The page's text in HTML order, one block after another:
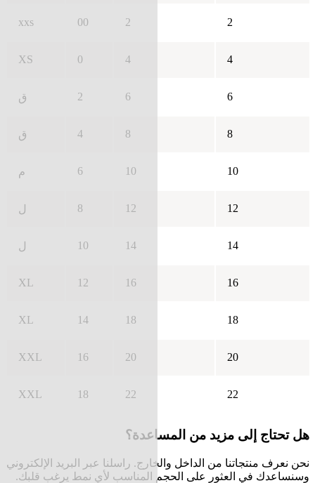
xxs 00 2 2
XS 0 4 4
ق 2 6 6
ق 4 8 8
م 6 10 10
ل 8 12 12
ل 10 14 14
XL 12 16 16
XL 14 18 18
XXL 16 20 20
XXL 18 22 22
هل تحتاج إلى مزيد من المساعدة؟
نحن نعرف منتجاتنا من الداخل والخارج. راسلنا عبر البريد الإلكتروني
وسنساعدك في العثور على الحجم المناسب لأي نمط يرغب قلبك.